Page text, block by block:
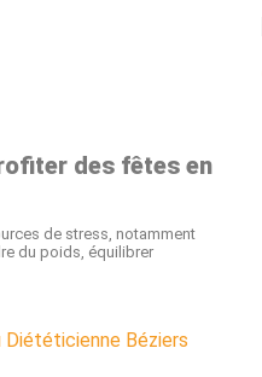
des fêtes en
de stress, notamment
du poids, équilibrer